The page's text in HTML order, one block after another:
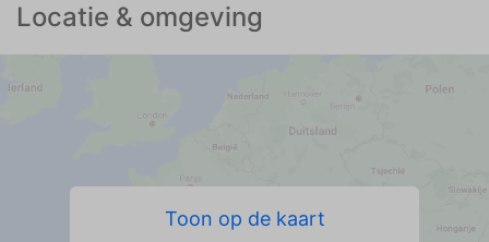
Locatie & omgeving
Toon op de kaart